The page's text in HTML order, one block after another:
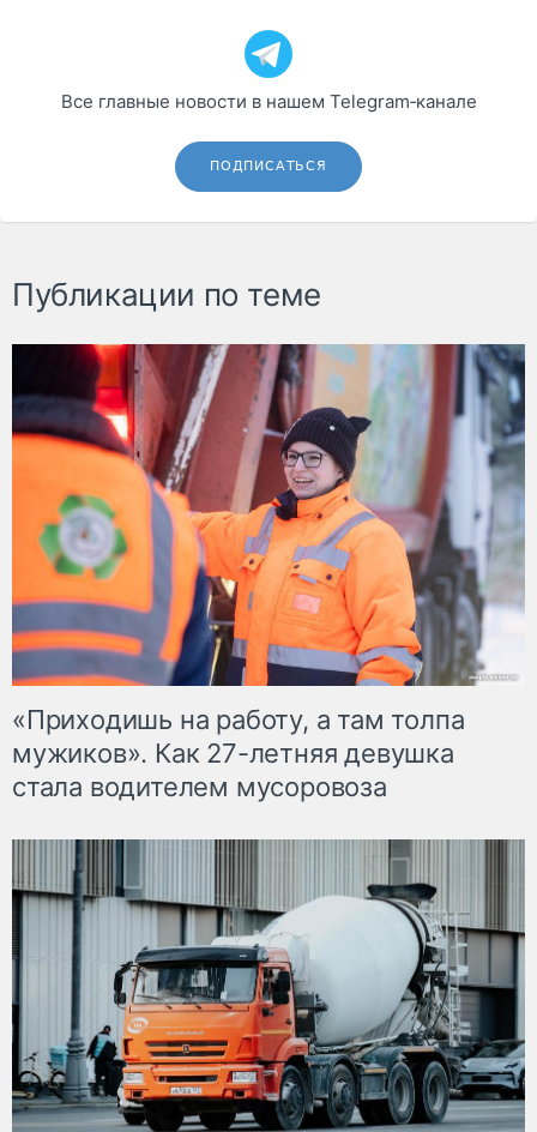
Все главные новости в нашем Telegram‑канале
ПОДПИСАТЬСЯ
Публикации по теме
«Приходишь на работу, а там толпа
мужиков». Как 27-летняя девушка
стала водителем мусоровоза